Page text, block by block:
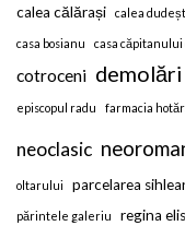
calea călărași calea
casa bosianu casa
cotroceni demolări
episcopul radu farmacia
neoclasic
oltarului parcelarea
părintele galeriu regina